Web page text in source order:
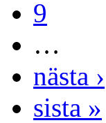
9
…
nästa ›
sista »